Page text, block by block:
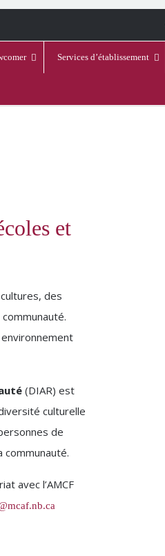
Services d’établissement
et
des
(DIAR) est
culturelle
de
avec l’AMCF